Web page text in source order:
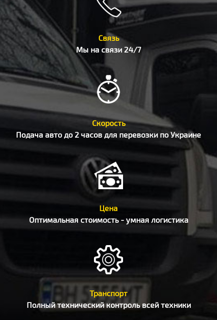
Связь
Мы на связи 24/7
Скорость
Подача авто до 2 часов для перевозки по Украине
Цена
Оптимальная стоимость - умная логистика
Транспорт
Полный технический контроль всей техники